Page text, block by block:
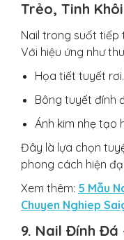
Trẻo, Tinh Khôi
Nail trong suốt tiếp
Với hiệu ứng như
Họa tiết tuyết rơi.
Bông tuyết đính
Ánh kim nhẹ tạo
Đây là lựa chọn
phong cách hiện
Xem thêm: 5 Mẫu
Chuyen Nghiep
9. Nail Đính Đá